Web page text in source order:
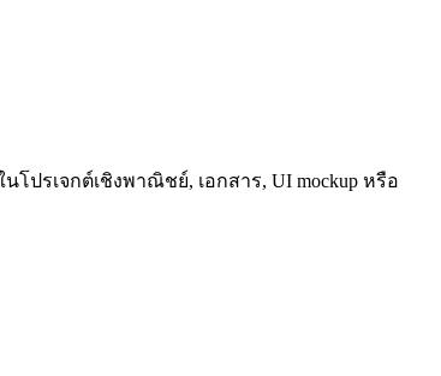
ปรเจกต์เชิงพาณิชย์, เอกสาร, UI mockup หรือ